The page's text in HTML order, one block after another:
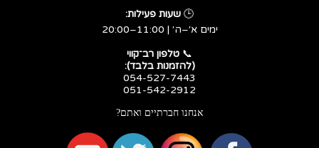
🕒 שעות פעילות:
ימים א׳–ה׳ | 11:00–20:00
​​​​​​​📞 טלפון רב־קווי
(להזמנות בלבד):
054-527-7443
051-542-2912
אנחנו חברתיים ואתם?